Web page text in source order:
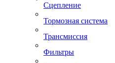
Сцепление
Тормозная система
Трансмиссия
Фильтры